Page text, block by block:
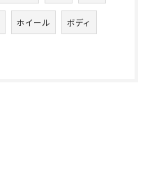
ホイール ボディ